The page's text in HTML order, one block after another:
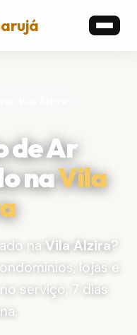
Vila Alzira
de Ar
naVila
na Vila Alzira?
lojas e
serviço, 7 dias